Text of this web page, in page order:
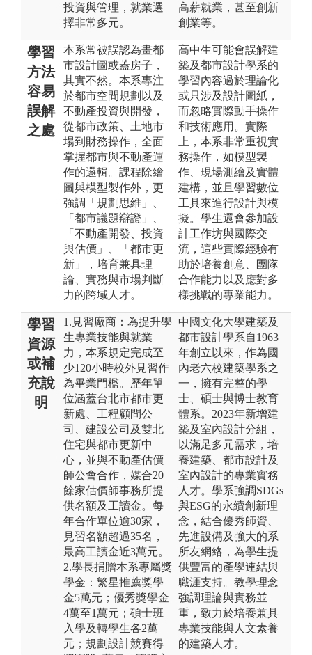
投資與管理，就業選
擇非常多元。
高薪就業，甚至創新
創業等。
學習
方法
容易
誤解
之處
本系常被誤認為畫都
市設計圖或蓋房子，
其實不然。本系專注
於都市空間規劃以及
不動產投資與開發，
從都市政策、土地市
場到財務操作，全面
掌握都市與不動產運
作的邏輯。課程除繪
圖與模型製作外，更
強調「規劃思維」、
「都市議題辯證」、
「不動產開發、投資
與估價」、「都市更
新」，培育兼具理
論、實務與市場判斷
力的跨域人才。
高中生可能會誤解建
築及都市設計學系的
學習內容過於理論化
或只涉及設計圖紙，
而忽略實際動手操作
和技術應用。實際
上，本系非常重視實
務操作，如模型製
作、現場測繪及實體
建構，並且學習數位
工具來進行設計與模
擬。學生還會參加設
計工作坊與國際交
流，這些實際經驗有
助於培養創意、團隊
合作能力以及應對多
樣挑戰的專業能力。
學習
資源
或補
充說
明
1.見習廠商：為提升學
生專業技能與就業
力，本系規定完成至
少120小時校外見習作
為畢業門檻。歷年單
位涵蓋台北市都市更
新處、工程顧問公
司、建設公司及雙北
住宅與都市更新中
心，並與不動產估價
師公會合作，媒合20
餘家估價師事務所提
供名額及工讀金。每
年合作單位逾30家，
見習名額超過35名，
最高工讀金近3萬元。
2.學長捐贈本系專屬獎
學金：繁星推薦獎學
金5萬元；優秀獎學金
4萬至1萬元；碩士班
入學及轉學生各2萬
元；規劃設計競賽得
中國文化大學建築及
都市設計學系自1963
年創立以來，作為國
內老六校建築學系之
一，擁有完整的學
士、碩士與博士教育
體系。2023年新增建
築及室內設計分組，
以滿足多元需求，培
養建築、都市設計及
室內設計的專業實務
人才。學系強調SDGs
與ESG的永續創新理
念，結合優秀師資、
先進設備及強大的系
所友網絡，為學生提
供豐富的產學連結與
職涯支持。教學理念
強調理論與實務並
重，致力於培養兼具
專業技能與人文素養
的建築人才。